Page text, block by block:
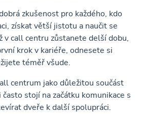
zkušenost pro každého, kdo
získat větší jistotu a naučit se
v call centru zůstanete delší dobu,
krok v kariéře, odnesete si
téměř všude.
centrum jako důležitou součást
stojí na začátku komunikace s
dveře k další spolupráci.